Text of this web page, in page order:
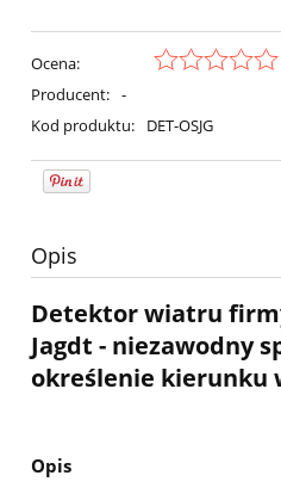
Ocena:
Producent: -
Kod produktu:
DET-OSJG
Opis
Detektor wiatru
Jagdt - niezawodny
określenie kierunku
Opis